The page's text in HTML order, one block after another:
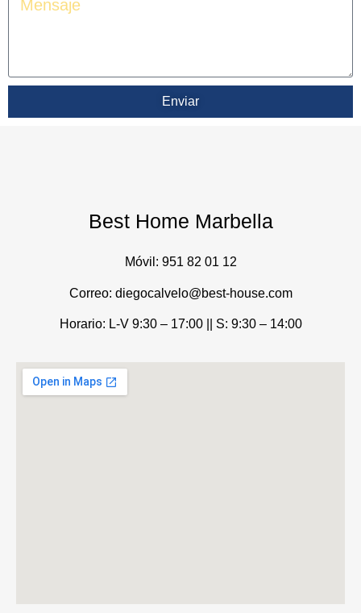
Enviar
Best Home Marbella
Móvil: 951 82 01 12
Correo: diegocalvelo@best-house.com
Horario: L-V 9:30 – 17:00 || S: 9:30 – 14:00